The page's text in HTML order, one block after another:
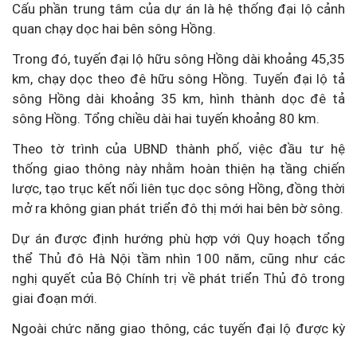
Cấu phần trung tâm của dự án là hệ thống đại lộ cảnh
quan chạy dọc hai bên sông Hồng.
Trong đó, tuyến đại lộ hữu sông Hồng dài khoảng 45,35
km, chạy dọc theo đê hữu sông Hồng. Tuyến đại lộ tả
sông Hồng dài khoảng 35 km, hình thành dọc đê tả
sông Hồng. Tổng chiều dài hai tuyến khoảng 80 km.
Theo tờ trình của UBND thành phố, việc đầu tư hệ
thống giao thông này nhằm hoàn thiện hạ tầng chiến
lược, tạo trục kết nối liên tục dọc sông Hồng, đồng thời
mở ra không gian phát triển đô thị mới hai bên bờ sông.
Dự án được định hướng phù hợp với Quy hoạch tổng
thể Thủ đô Hà Nội tầm nhìn 100 năm, cũng như các
nghị quyết của Bộ Chính trị về phát triển Thủ đô trong
giai đoạn mới.
Ngoài chức năng giao thông, các tuyến đại lộ được kỳ